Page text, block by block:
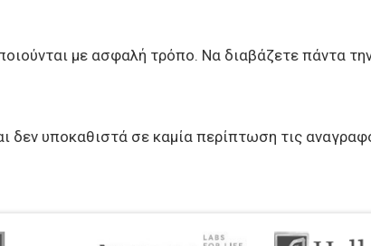
με ασφαλή τρόπο. Να διαβάζετε πάντα
δεν υποκαθιστά σε καμία περίπτωση τις